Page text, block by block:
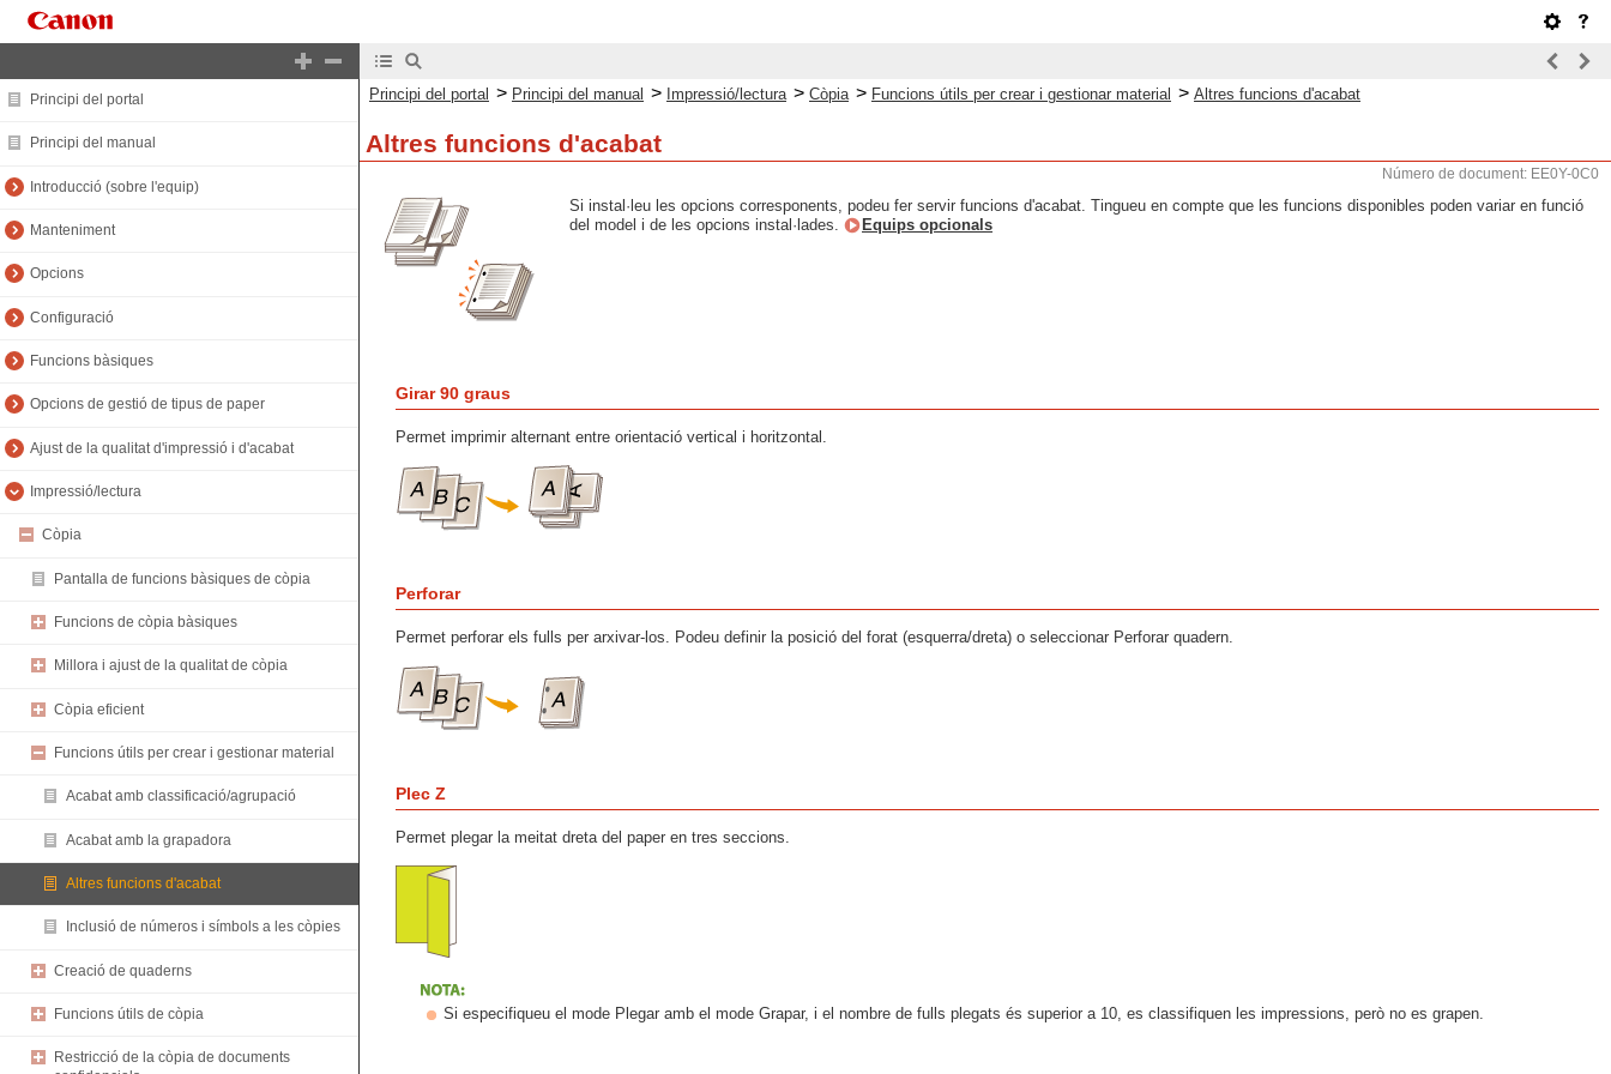
Principi del portal
Principi del manual
Introducció (sobre l'equip)
Manteniment
Opcions
Configuració
Funcions bàsiques
Opcions de gestió de tipus de paper
Ajust de la qualitat d'impressió i d'acabat
Impressió/lectura
Còpia
Pantalla de funcions bàsiques de còpia
Funcions de còpia bàsiques
Millora i ajust de la qualitat de còpia
Còpia eficient
Funcions útils per crear i gestionar material
Acabat amb classificació/agrupació
Acabat amb la grapadora
Altres funcions d'acabat
Inclusió de números i símbols a les còpies
Creació de quaderns
Funcions útils de còpia
Restricció de la còpia de documents
Principi del portal > Principi del manual > Impressió/lectura > Còpia > Funcions útils per crear i gestionar material > Altres funcions d'acabat
Altres funcions d'acabat
Número de document: EE0Y-0C0
Si instal·leu les opcions corresponents, podeu fer servir funcions d'acabat. Tingueu en compte que les funcions disponibles poden variar en funció
del model i de les opcions instal·lades.
Equips opcionals
Girar 90 graus
Permet imprimir alternant entre orientació vertical i horitzontal.
Perforar
Permet perforar els fulls per arxivar-los. Podeu definir la posició del forat (esquerra/dreta) o seleccionar Perforar quadern.
Plec Z
Permet plegar la meitat dreta del paper en tres seccions.
Si especifiqueu el mode Plegar amb el mode Grapar, i el nombre de fulls plegats és superior a 10, es classifiquen les impressions, però no es grapen.